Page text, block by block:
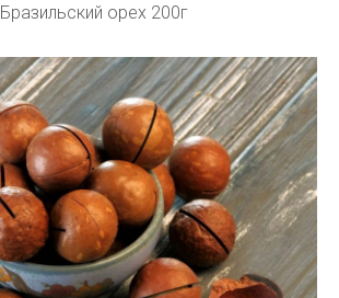
Бразильский орех 200г